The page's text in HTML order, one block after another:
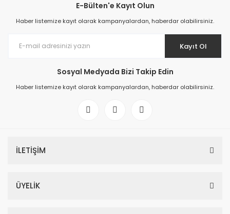
E-Bülten'e Kayıt Olun
Haber listemize kayıt olarak kampanyalardan, haberdar olabilirsiniz.
Kayıt Ol
Sosyal Medyada Bizi Takip Edin
Haber listemize kayıt olarak kampanyalardan, haberdar olabilirsiniz.
İLETİŞİM
ÜYELİK